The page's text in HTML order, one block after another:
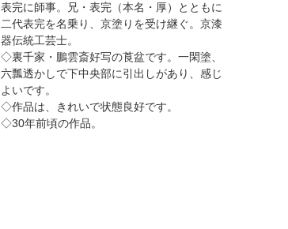
表完に師事。兄・表完（本名・厚）とともに
二代表完を名乗り、京塗りを受け継ぐ。京漆
器伝統工芸士。
◇裏千家・鵬雲斎好写の莨盆です。一閑塗、
六瓢透かしで下中央部に引出しがあり、感じ
よいです。
◇作品は、きれいで状態良好です。
◇30年前頃の作品。